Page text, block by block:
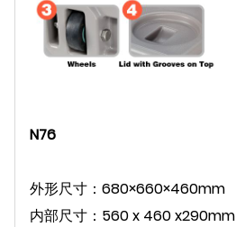
N76
外形尺寸：680×660×460mm
内部尺寸：560 x 460 x290mm